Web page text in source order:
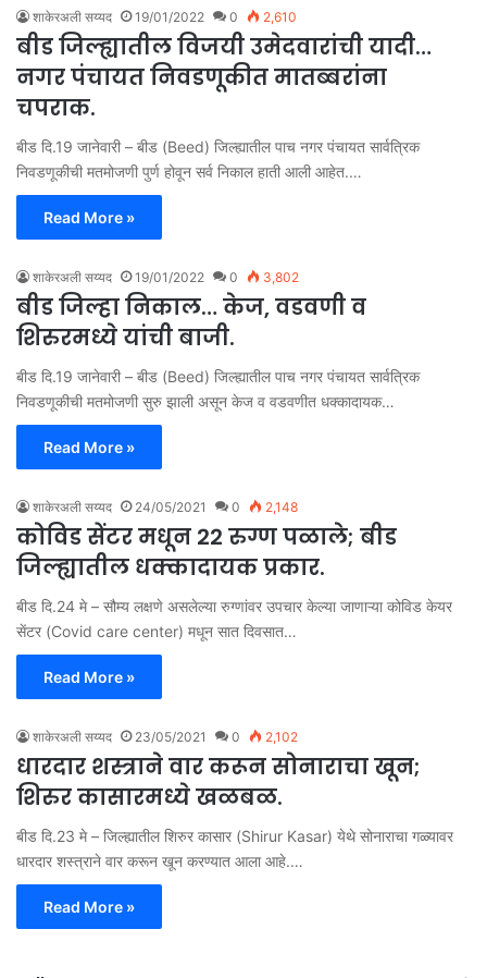
शाकेरअली सय्यद 19/01/2022 0 2,610
बीड जिल्ह्यातील विजयी उमेदवारांची यादी…
नगर पंचायत निवडणूकीत मातब्बरांना
चपराक.
बीड दि.19 जानेवारी – बीड (Beed) जिल्ह्यातील पाच नगर पंचायत सार्वत्रिक
निवडणूकीची मतमोजणी पुर्ण होवून सर्व निकाल हाती आली आहेत.…
Read More »
शाकेरअली सय्यद 19/01/2022 0 3,802
बीड जिल्हा निकाल… केज, वडवणी व
शिरुरमध्ये यांची बाजी.
बीड दि.19 जानेवारी – बीड (Beed) जिल्ह्यातील पाच नगर पंचायत सार्वत्रिक
निवडणूकीची मतमोजणी सुरु झाली असून केज व वडवणीत धक्कादायक…
Read More »
शाकेरअली सय्यद 24/05/2021 0 2,148
कोविड सेंटर मधून 22 रुग्ण पळाले; बीड
जिल्ह्यातील धक्कादायक प्रकार.
बीड दि.24 मे – सौम्य लक्षणे असलेल्या रुग्णांवर उपचार केल्या जाणाऱ्या कोविड केयर
सेंटर (Covid care center) मधून सात दिवसात…
Read More »
शाकेरअली सय्यद 23/05/2021 0 2,102
धारदार शस्त्राने वार करून सोनाराचा खून;
शिरुर कासारमध्ये खळबळ.
बीड दि.23 मे – जिल्ह्यातील शिरुर कासार (Shirur Kasar) येथे सोनाराचा गळ्यावर
धारदार शस्त्राने वार करून खून करण्यात आला आहे.…
Read More »